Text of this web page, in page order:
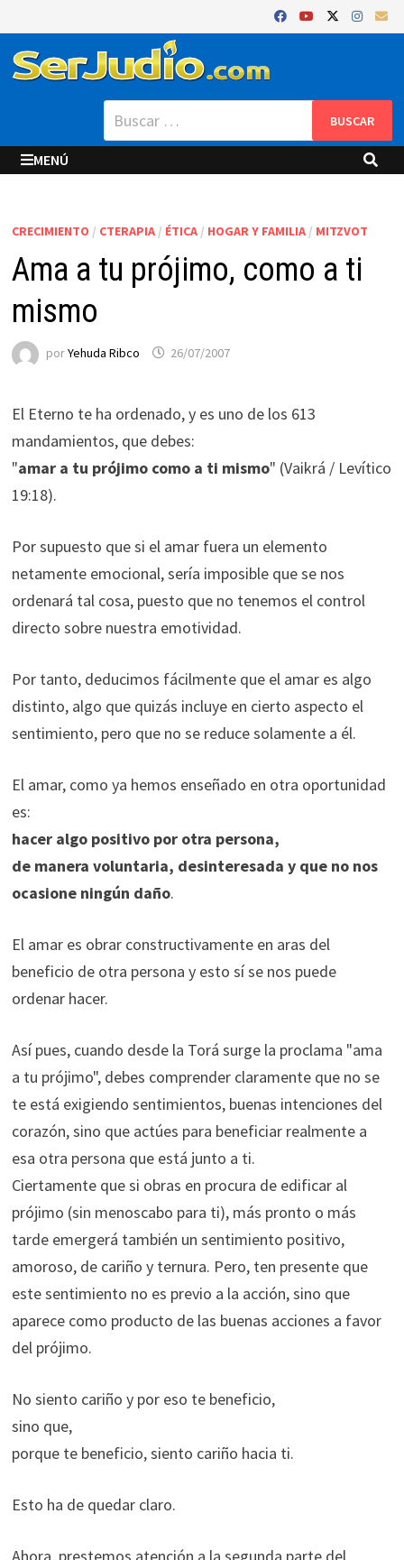
al
contenido
Buscar:
MENÚ
CRECIMIENTO / CTERAPIA/ ÉTICA/ HOGAR Y FAMILIA/ MITZVOT
Ama a tu prójimo, como a ti
mismo
porYehuda Ribco 26/07/2007
El Eterno te ha ordenado, y es uno de los 613
mandamientos, que debes:
"amar a tu prójimo como a ti mismo" (Vaikrá / Levítico
19:18).
Por supuesto que si el amar fuera un elemento
netamente emocional, sería imposible que se nos
ordenará tal cosa, puesto que no tenemos el control
directo sobre nuestra emotividad.
Por tanto, deducimos fácilmente que el amar es algo
distinto, algo que quizás incluye en cierto aspecto el
sentimiento, pero que no se reduce solamente a él.
El amar, como ya hemos enseñado en otra oportunidad
es:
hacer algo positivo por otra persona,
de manera voluntaria, desinteresada y que no nos
ocasione ningún daño.
El amar es obrar constructivamente en aras del
beneficio de otra persona y esto sí se nos puede
ordenar hacer.
Así pues, cuando desde la Torá surge la proclama "ama
a tu prójimo", debes comprender claramente que no se
te está exigiendo sentimientos, buenas intenciones del
corazón, sino que actúes para beneficiar realmente a
esa otra persona que está junto a ti.
Ciertamente que si obras en procura de edificar al
prójimo (sin menoscabo para ti), más pronto o más
tarde emergerá también un sentimiento positivo,
amoroso, de cariño y ternura. Pero, ten presente que
este sentimiento no es previo a la acción, sino que
aparece como producto de las buenas acciones a favor
del prójimo.
No siento cariño y por eso te beneficio,
sino que,
porque te beneficio, siento cariño hacia ti.
Esto ha de quedar claro.